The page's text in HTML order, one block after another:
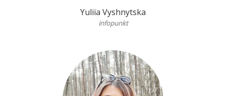
Yuliia Vyshnytska
infopunkt